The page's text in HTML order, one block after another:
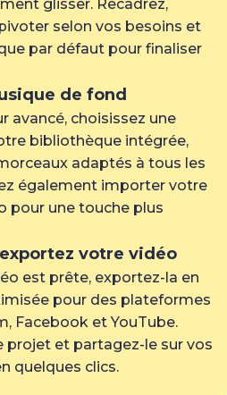
glisser. Recadrez,
selon vos besoins et
par défaut pour finaliser
de fond
avancé, choisissez une
bibliothèque intégrée,
adaptés à tous les
également importer votre
pour une touche plus
votre vidéo
est prête, exportez-la en
pour des plateformes
Facebook et YouTube.
projet et partagez-le sur vos
quelques clics.